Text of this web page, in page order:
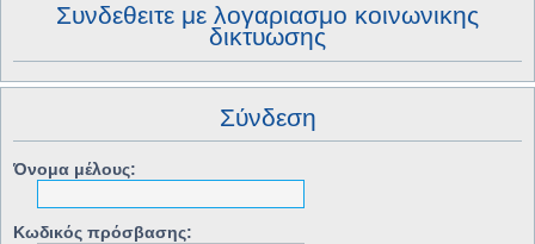
Συνδεθειτε με λογαριασμο κοινωνικης
δικτυωσης
Σύνδεση
Όνομα μέλους:
Κωδικός πρόσβασης: